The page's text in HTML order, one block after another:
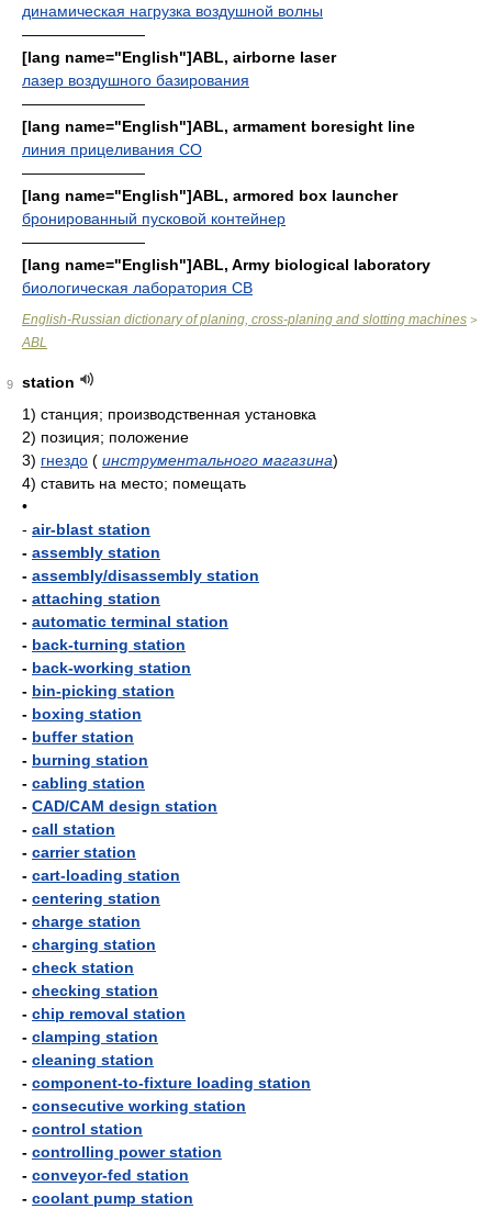
динамическая нагрузка воздушной волны
————————
[lang name="English"]ABL, airborne laser
лазер воздушного базирования
————————
[lang name="English"]ABL, armament boresight line
линия прицеливания СО
————————
[lang name="English"]ABL, armored box launcher
бронированный пусковой контейнер
————————
[lang name="English"]ABL, Army biological laboratory
биологическая лаборатория СВ
English-Russian dictionary of planing, cross-planing and slotting machines >
ABL
9
station
1) станция; производственная установка
2) позиция; положение
3) гнездо ( инструментального магазина)
4) ставить на место; помещать
•
- air-blast station
- assembly station
- assembly/disassembly station
- attaching station
- automatic terminal station
- back-turning station
- back-working station
- bin-picking station
- boxing station
- buffer station
- burning station
- cabling station
- CAD/CAM design station
- call station
- carrier station
- cart-loading station
- centering station
- charge station
- charging station
- check station
- checking station
- chip removal station
- clamping station
- cleaning station
- component-to-fixture loading station
- consecutive working station
- control station
- controlling power station
- conveyor-fed station
- coolant pump station